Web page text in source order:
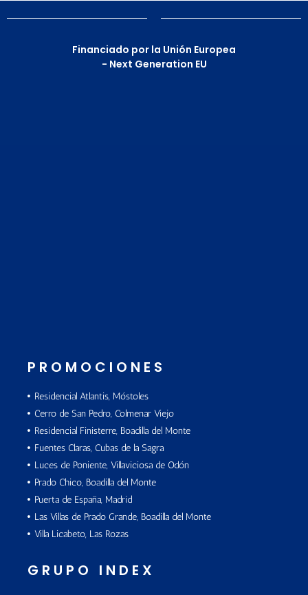
Financiado por la Unión Europea
- Next Generation EU
PROMOCIONES
Residencial Atlantis, Móstoles
Cerro de San Pedro, Colmenar Viejo
Residencial Finisterre, Boadilla del Monte
Fuentes Claras, Cubas de la Sagra
Luces de Poniente, Villaviciosa de Odón
Prado Chico, Boadilla del Monte
Puerta de España, Madrid
Las Villas de Prado Grande, Boadilla del Monte
Villa Licabeto, Las Rozas
GRUPO INDEX